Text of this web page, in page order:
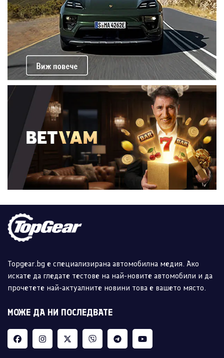
Topgear.bg е специализирана автомобилна медия. Ако
искате да гледате тестове на най-новите автомобили и да
прочетете най-актуалните новини това е вашето място.
МОЖЕ ДА НИ ПОСЛЕДВАТЕ